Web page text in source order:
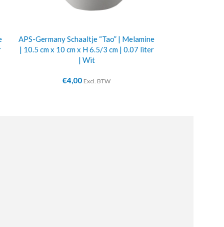
APS-Germany Schaaltje “Tao” | Melamine
| 10.5 cm x 10 cm x H 6.5/3 cm | 0.07 liter
| Wit
€4,00 Excl. BTW